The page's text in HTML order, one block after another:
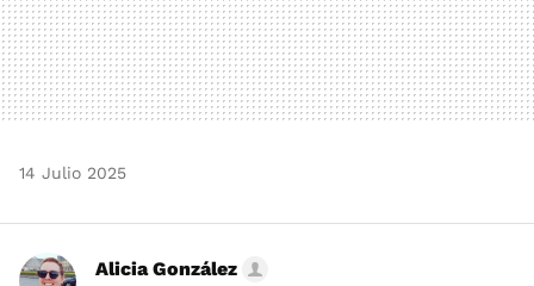
14 Julio 2025
Alicia González